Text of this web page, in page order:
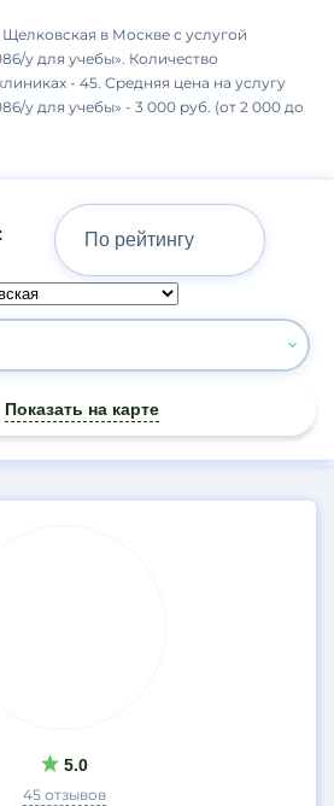
в Москве с услугой
у для учебы». Количество
- 45. Средняя цена на услугу
у для учебы» - 3 000 руб. (от 2 000 до
Показать на карте
5.0
45 отзывов